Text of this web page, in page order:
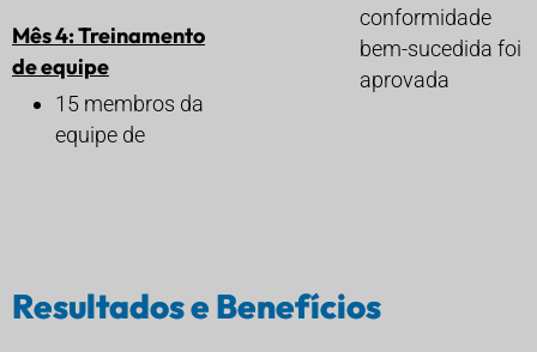
Mês 4: Treinamento
de equipe
15 membros da
equipe de
conformidade
bem-sucedida foi
aprovada
Resultados e Benefícios